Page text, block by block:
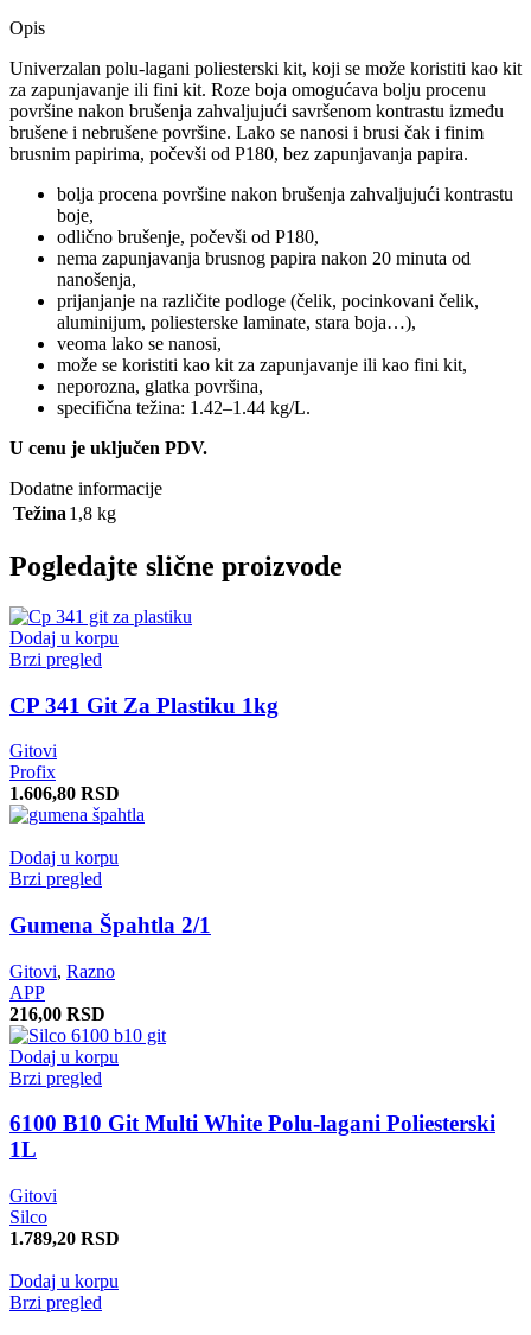
Opis
Univerzalan polu-lagani poliesterski kit, koji se može koristiti kao kit
za zapunjavanje ili fini kit. Roze boja omogućava bolju procenu
površine nakon brušenja zahvaljujući savršenom kontrastu između
brušene i nebrušene površine. Lako se nanosi i brusi čak i finim
brusnim papirima, počevši od P180, bez zapunjavanja papira.
bolja procena površine nakon brušenja zahvaljujući kontrastu
boje,
odlično brušenje, počevši od P180,
nema zapunjavanja brusnog papira nakon 20 minuta od
nanošenja,
prijanjanje na različite podloge (čelik, pocinkovani čelik,
aluminijum, poliesterske laminate, stara boja…),
veoma lako se nanosi,
može se koristiti kao kit za zapunjavanje ili kao fini kit,
neporozna, glatka površina,
specifična težina: 1.42–1.44 kg/L.
U cenu je uključen PDV.
Dodatne informacije
Težina 1,8 kg
Pogledajte slične proizvode
Dodaj u korpu
Brzi pregled
CP 341 Git Za Plastiku 1kg
Gitovi
Profix
1.606,80 RSD
Dodaj u korpu
Brzi pregled
Gumena Špahtla 2/1
Gitovi, Razno
APP
216,00 RSD
Dodaj u korpu
Brzi pregled
6100 B10 Git Multi White Polu-lagani Poliesterski
1L
Gitovi
Silco
1.789,20 RSD
Dodaj u korpu
Brzi pregled